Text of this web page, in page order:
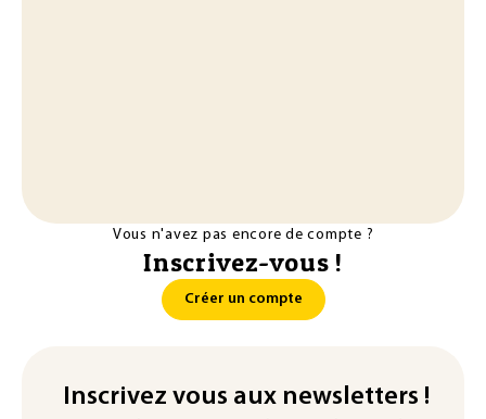
Vous n'avez pas encore de compte ?
Inscrivez-vous !
Créer un compte
Inscrivez vous aux newsletters !